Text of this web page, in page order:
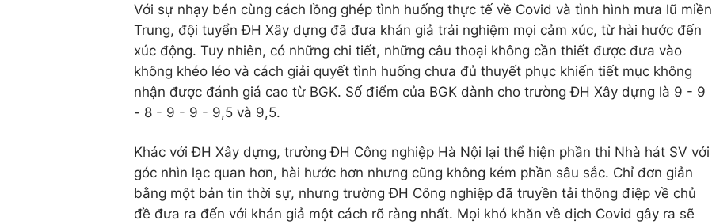
Với sự nhạy bén cùng cách lồng ghép tình huống thực tế về Covid và tình hình mưa lũ miền
Trung, đội tuyển ĐH Xây dựng đã đưa khán giả trải nghiệm mọi cảm xúc, từ hài hước đến
xúc động. Tuy nhiên, có những chi tiết, những câu thoại không cần thiết được đưa vào
không khéo léo và cách giải quyết tình huống chưa đủ thuyết phục khiến tiết mục không
nhận được đánh giá cao từ BGK. Số điểm của BGK dành cho trường ĐH Xây dựng là 9 - 9
- 8 - 9 - 9 - 9,5 và 9,5.
Khác với ĐH Xây dựng, trường ĐH Công nghiệp Hà Nội lại thể hiện phần thi Nhà hát SV với
góc nhìn lạc quan hơn, hài hước hơn nhưng cũng không kém phần sâu sắc. Chỉ đơn giản
bằng một bản tin thời sự, nhưng trường ĐH Công nghiệp đã truyền tải thông điệp về chủ
đề đưa ra đến với khán giả một cách rõ ràng nhất. Mọi khó khăn về dịch Covid gây ra sẽ